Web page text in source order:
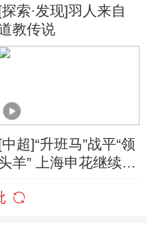
索·发现]羽人来自
教传说
超]“升班马”战平“领
羊” 上海申花继续领